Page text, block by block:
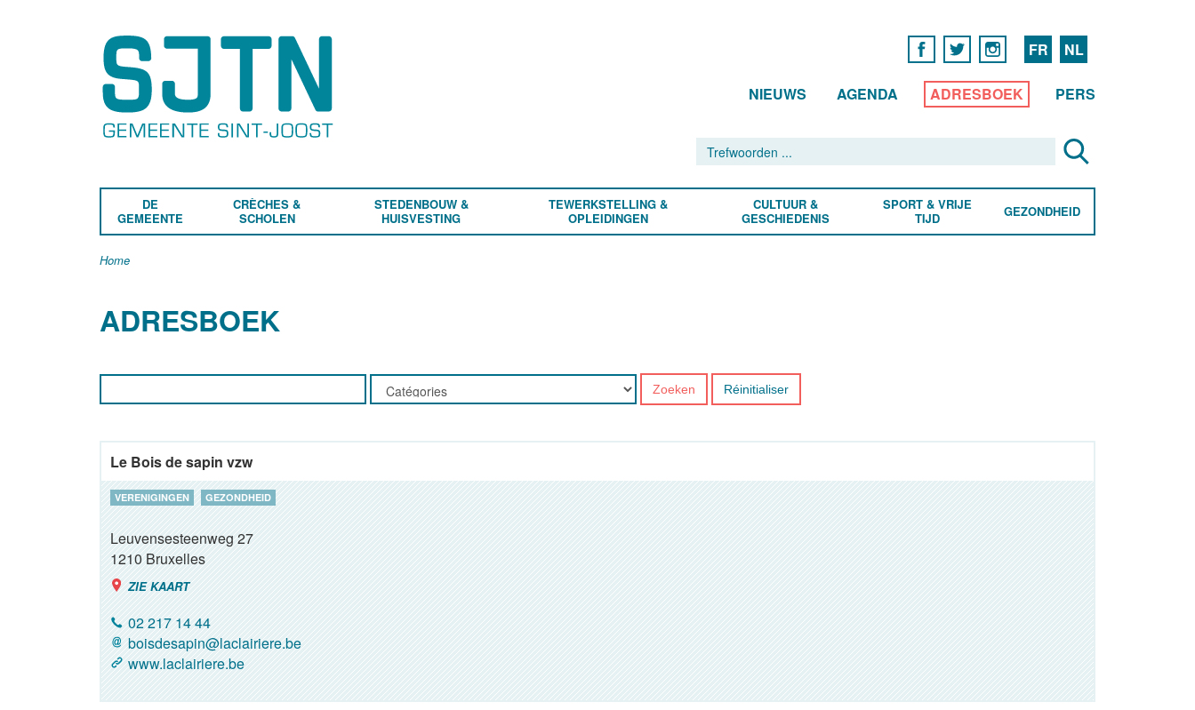
FR NL
NIEUWS AGENDA ADRESBOEK PERS
DE
GEMEENTE
CRÈCHES &
SCHOLEN
STEDENBOUW &
HUISVESTING
TEWERKSTELLING &
OPLEIDINGEN
CULTUUR &
GESCHIEDENIS
SPORT & VRIJE
TIJD
GEZONDHEID
Home
ADRESBOEK
Zoeken Réinitialiser
Le Bois de sapin vzw
VERENIGINGEN GEZONDHEID
Leuvensesteenweg 27
1210Bruxelles
ZIE KAART
02 217 14 44
boisdesapin@laclairiere.be
www.laclairiere.be